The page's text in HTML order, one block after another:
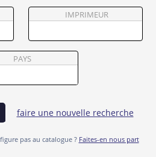
IMPRIMEUR
PAYS
faire une nouvelle recherche
pas au catalogue ? Faites-en nous part